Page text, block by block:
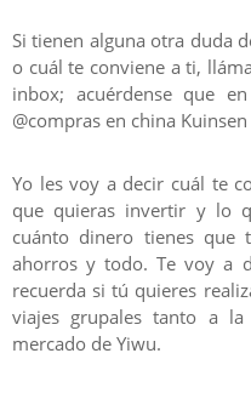
Si tienen alguna otra duda
o cuál te conviene a ti,
inbox; acuérdense que
@compras en china
Yo les voy a decir cuál te
que quieras invertir y lo
cuánto dinero tienes que
ahorros y todo. Te voy a
recuerda si tú quieres
viajes grupales tanto a
mercado de Yiwu.